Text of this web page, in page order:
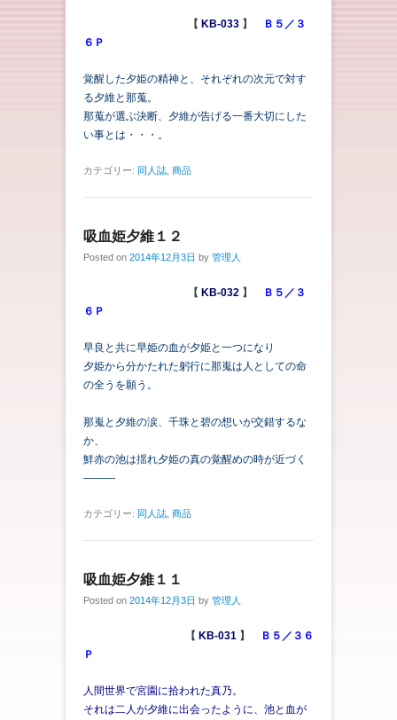
【 KB-033 】
Ｂ５／３
６Ｐ
覚醒した夕姫の精神と、それぞれの次元で対す
る夕維と那蒐。
那蒐が選ぶ決断、夕維が告げる一番大切にした
い事とは・・・。
カテゴリー: 同人誌 商品
吸血姫夕維１２
Posted on 2014年12月3日 by 管理人
【 KB-032 】
Ｂ５／３
６Ｐ
早良と共に早姫の血が夕姫と一つになり
夕姫から分かたれた躬行に那嵬は人としての命
の全うを願う。
那嵬と夕維の涙、千珠と碧の想いが交錯するな
か、
鮮赤の池は揺れ夕姫の真の覚醒めの時が近づく
―――
カテゴリー: 同人誌 商品
吸血姫夕維１１
Posted on 2014年12月3日 by 管理人
【 KB-031 】
Ｂ５／３６
Ｐ
人間世界で宮園に拾われた真乃。
それは二人が夕維に出会ったように、池と血が